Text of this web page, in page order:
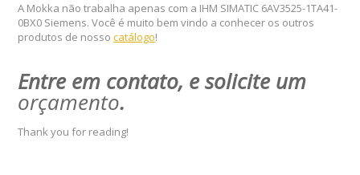
A Mokka não trabalha apenas com a IHM SIMATIC 6AV3525-1TA41-
0BX0 Siemens. Você é muito bem vindo a conhecer os outros
produtos de nossocatálogo!
Entre em contato, e solicite um
orçamento.
Thank you for reading!